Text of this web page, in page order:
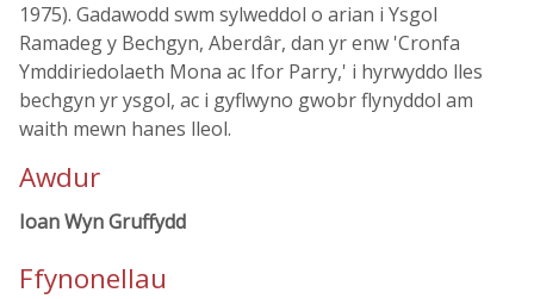
1975). Gadawodd swm sylweddol o arian i Ysgol
Ramadeg y Bechgyn, Aberdâr, dan yr enw 'Cronfa
Ymddiriedolaeth Mona ac Ifor Parry,' i hyrwyddo lles
bechgyn yr ysgol, ac i gyflwyno gwobr flynyddol am
waith mewn hanes lleol.
Awdur
Ioan Wyn Gruffydd
Ffynonellau